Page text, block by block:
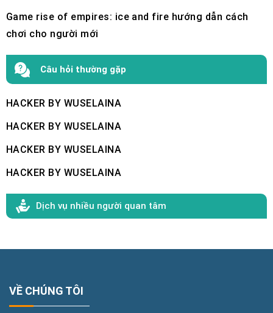
Game rise of empires: ice and fire hướng dẫn cách
chơi cho người mới
Câu hỏi thường gặp
HACKER BY WUSELAINA
HACKER BY WUSELAINA
HACKER BY WUSELAINA
HACKER BY WUSELAINA
Dịch vụ nhiều người quan tâm
VỀ CHÚNG TÔI